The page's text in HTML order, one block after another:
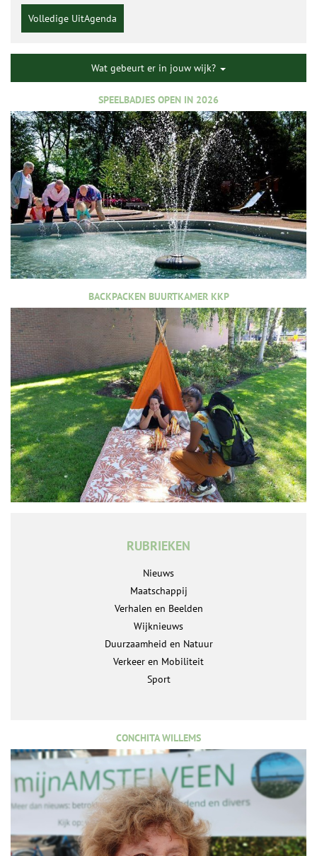
Volledige UitAgenda
Wat gebeurt er in jouw wijk?
SPEELBADJES OPEN IN 2026
BACKPACKEN BUURTKAMER KKP
RUBRIEKEN
Nieuws
Maatschappij
Verhalen en Beelden
Wijknieuws
Duurzaamheid en Natuur
Verkeer en Mobiliteit
Sport
CONCHITA WILLEMS